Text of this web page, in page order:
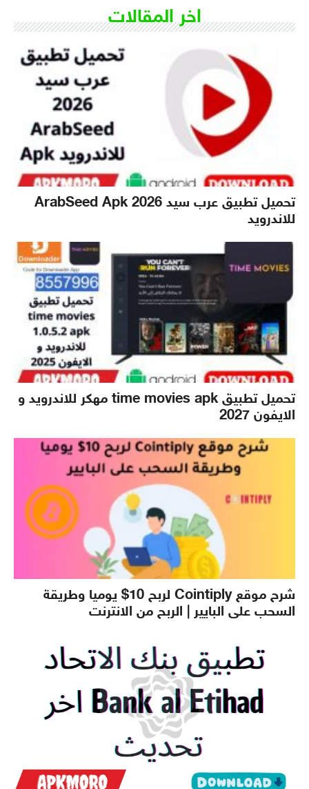
اخر المقالات
تحميل تطبيق عرب سيد 2026 ArabSeed Apk
للاندرويد
تحميل تطبيق time movies apk مهكر للاندرويد و
الايفون 2027
شرح موقع Cointiply لربح 10$ يوميا وطريقة
السحب على البايير | الربح من الانترنت